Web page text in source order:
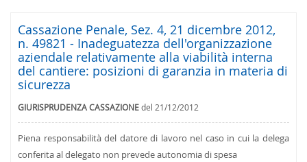
Cassazione Penale, Sez. 4, 21 dicembre 2012,
n. 49821 - Inadeguatezza dell'organizzazione
aziendale relativamente alla viabilità interna
del cantiere: posizioni di garanzia in materia di
sicurezza
GIURISPRUDENZA CASSAZIONEdel 21/12/2012
Piena responsabilità del datore di lavoro nel caso in cui la delega
conferita al delegato non prevede autonomia di spesa